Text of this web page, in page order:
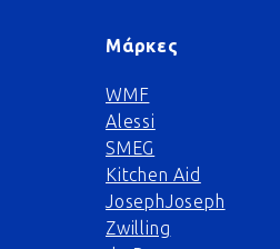
Μάρκες
WMF
Alessi
SMEG
Kitchen Aid
JosephJoseph
Zwilling